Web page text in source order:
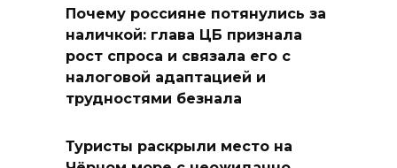
Почему россияне потянулись за
наличкой: глава ЦБ признала
рост спроса и связала его с
налоговой адаптацией и
трудностями безнала
Туристы раскрыли место на